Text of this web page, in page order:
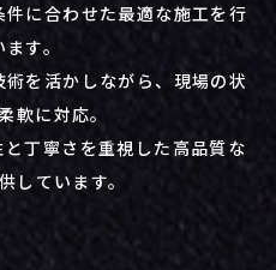
件に合わせた最適な施工を行
ます。
術を 活かしながら、 現場の状
軟に対応。
と丁寧さ を重視 した 高品質な
し てい ます。